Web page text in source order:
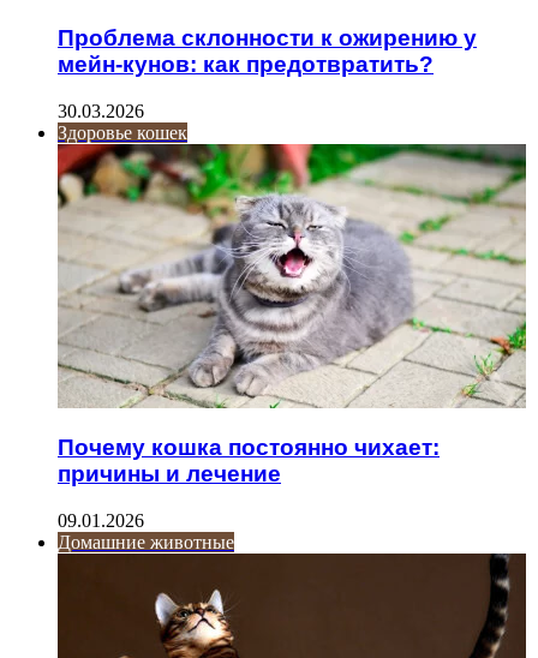
Проблема склонности к ожирению у
мейн-кунов: как предотвратить?
30.03.2026
Здоровье кошек
Почему кошка постоянно чихает:
причины и лечение
09.01.2026
Домашние животные